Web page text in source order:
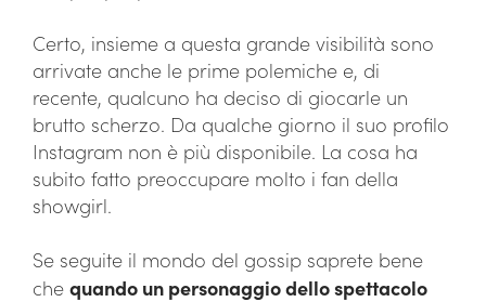
Certo, insieme a questa grande visibilità sono
arrivate anche le prime polemiche e, di
recente, qualcuno ha deciso di giocarle un
brutto scherzo. Da qualche giorno il suo profilo
Instagram non è più disponibile. La cosa ha
subito fatto preoccupare molto i fan della
showgirl.
Se seguite il mondo del gossip saprete bene
che quando un personaggio dello spettacolo